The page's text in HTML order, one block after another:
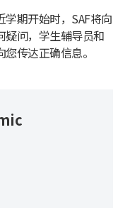
期开始时，SAF将向
疑问，学生辅导员和
传达正确信息。